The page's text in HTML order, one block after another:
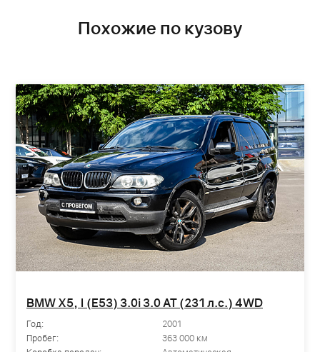
Похожие по кузову
BMW X5, I (E53) 3.0i 3.0 AT (231 л.с.) 4WD
Год:
2001
Пробег:
363 000 км